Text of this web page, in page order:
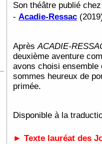
Son théâtre publié
- Acadie-Ressac
Après ACADIE-
deuxième aventure
avons choisi ensemble
sommes heureux de
primée.
Disponible à la
► Texte lauréat des